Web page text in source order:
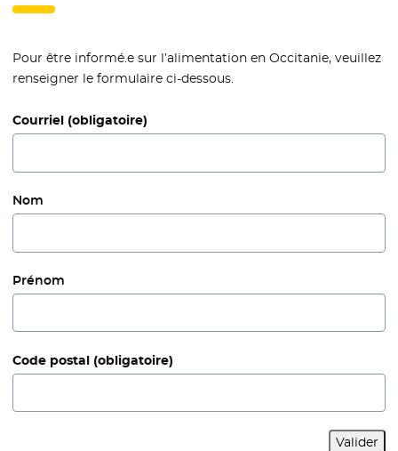
Pour être informé.e sur l’alimentation en Occitanie, veuillez
renseigner le formulaire ci-dessous.
Courriel (obligatoire)
Nom
Prénom
Code postal (obligatoire)
Valider